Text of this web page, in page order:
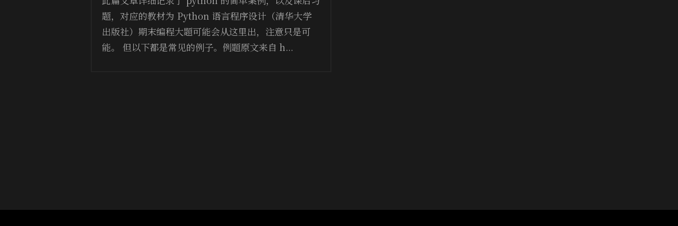
题，对应的教材为 Python 语言程序设计（清华大学
出版社）期末编程大题可能会从这里出，注意只是可
能。 但以下都是常见的例子。例题原文来自 h...